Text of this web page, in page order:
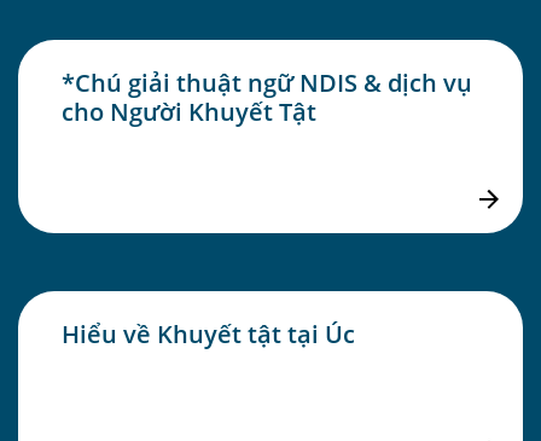
*Chú giải thuật ngữ NDIS & dịch vụ
cho Người Khuyết Tật
Hiểu về Khuyết tật tại Úc